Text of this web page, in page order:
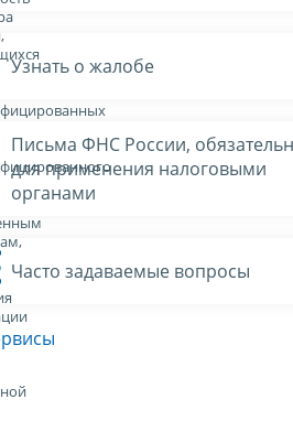
Узнать о жалобе
Письма ФНС России,
для применения налоговыми
органами
Часто задаваемые вопросы